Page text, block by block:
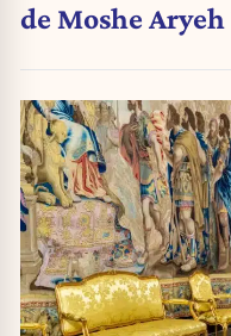
de Moshe